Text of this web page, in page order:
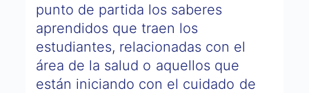
punto de partida los saberes
aprendidos que traen los
estudiantes, relacionadas con el
área de la salud o aquellos que
están iniciando con el cuidado de